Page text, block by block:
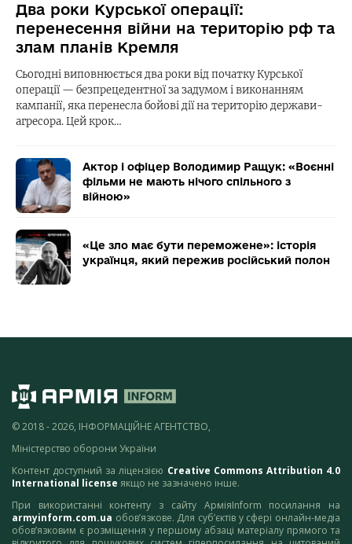
Два роки Курської операції:
перенесення війни на територію рф та
злам планів Кремля
Сьогодні виповнюється два роки від початку Курської
операції — безпрецедентної за задумом і виконанням
кампанії, яка перенесла бойові дії на територію держави-
агресора. Цей крок…
Актор і офіцер Володимир Ращук: «Воєнні
фільми не мають нічого спільного з
війною»
«Це зло має бути переможене»: історія
українця, який пережив російський полон
© 2018 - 2026, ІНФОРМАЦІЙНЕ АГЕНТСТВО,
Міністерство оборони України
Контент доступний за ліцензією Creative Commons Attribution 4.0
International license якщо не зазначено інше.
При використанні контенту з сайту АрміяInform посилання на
armyinform.com.ua обов’язкове. Для суб’єктів у сфері онлайн-медіа
обов’язковим є розміщення у першому абзаці матеріалу прямого та